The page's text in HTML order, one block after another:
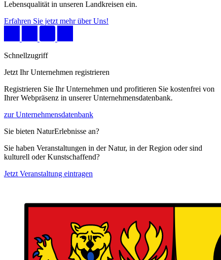
Lebensqualität in unseren Landkreisen ein.
Erfahren Sie jetzt mehr über Uns!
Schnellzugriff
Jetzt Ihr Unternehmen registrieren
Registrieren Sie Ihr Unternehmen und profitieren Sie kostenfrei von
Ihrer Webpräsenz in unserer Unternehmensdatenbank.
zur Unternehmensdatenbank
Sie bieten NaturErlebnisse an?
Sie haben Veranstaltungen in der Natur, in der Region oder sind
kulturell oder Kunstschaffend?
Jetzt Veranstaltung eintragen